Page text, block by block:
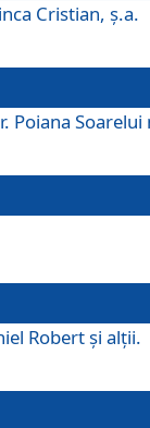
Cristian, ş.a.
Soarelui
Robert şi alţii.